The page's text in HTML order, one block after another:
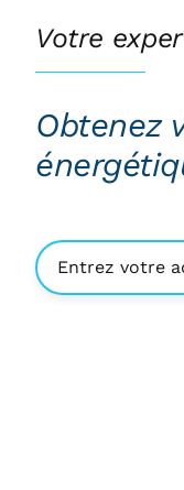
Votre
Obtenez